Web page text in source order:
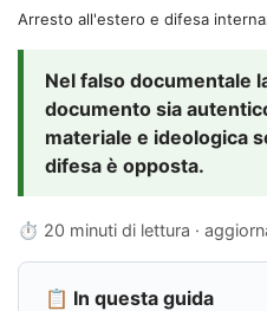
Arresto all'estero e difesa
Nel falso documentale
documento sia
materiale e ideologica
difesa è opposta.
⏱ 20 minuti di lettura ·
📋 In questa guida